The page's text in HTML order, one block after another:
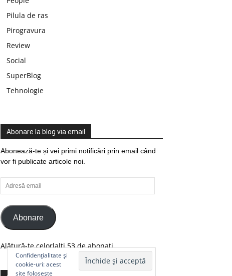
Pilula de ras
Pirogravura
Review
Social
SuperBlog
Tehnologie
Abonare la blog via email
Abonează-te și vei primi notificări prin email când
vor fi publicate articole noi.
Adresă
email
Abonare
Alătură-te celorlalți 53 de abonați.
Confidențialitate și
cookie-uri: acest
site folosește